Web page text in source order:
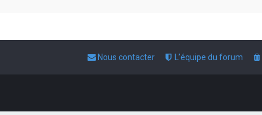
L’équipe du forum
Nous contacter